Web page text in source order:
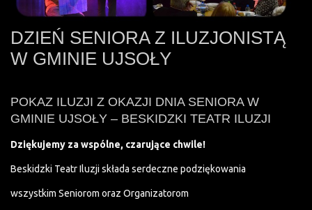
DZIEŃ SENIORA Z ILUZJONISTĄ
W GMINIE UJSOŁY
POKAZ ILUZJI Z OKAZJI DNIA SENIORA W
GMINIE UJSOŁY – BESKIDZKI TEATR ILUZJI
Dziękujemy za wspólne, czarujące chwile!
Beskidzki Teatr Iluzji składa serdeczne podziękowania
wszystkim Seniorom oraz Organizatorom